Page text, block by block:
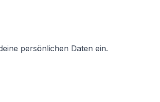
persönlichen Daten ein.